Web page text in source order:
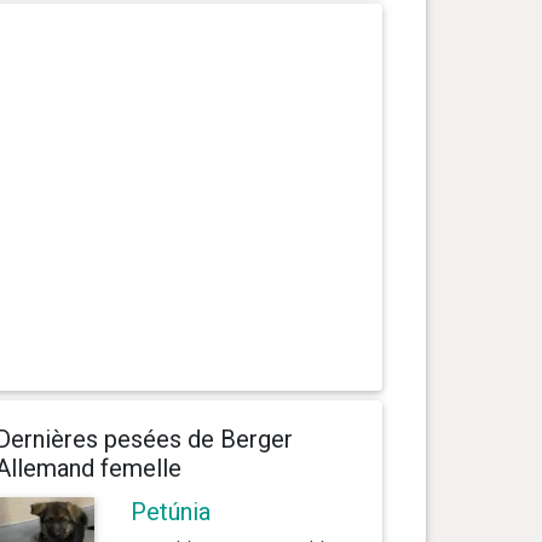
pesées de Berger
femelle
Petúnia